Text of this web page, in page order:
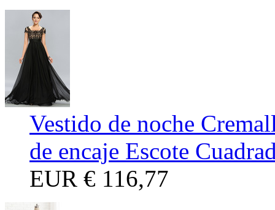
Vestido de noche
de encaje Escote
EUR € 116,77